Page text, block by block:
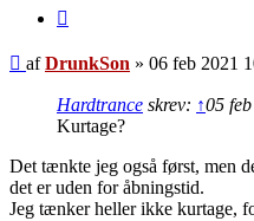
Indlæg
afDrunkSon » 06 feb 2021
Hardtrance skrev: ↑05
Kurtage?
Det tænkte jeg også først, men
det er uden for åbningstid.
Jeg tænker heller ikke kurtage,